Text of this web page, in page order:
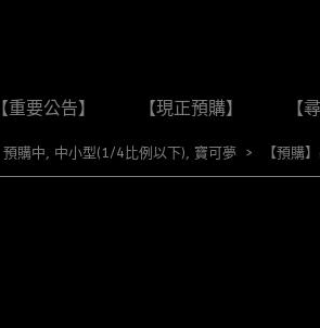
【重要公告】 【現正預購】 【
預購中, 中小型(1/4比例以下), 寶可夢 【預購